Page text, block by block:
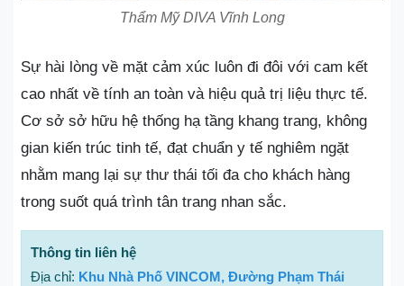
Thẩm Mỹ DIVA Vĩnh Long
Sự hài lòng về mặt cảm xúc luôn đi đôi với cam kết
cao nhất về tính an toàn và hiệu quả trị liệu thực tế.
Cơ sở sở hữu hệ thống hạ tầng khang trang, không
gian kiến trúc tinh tế, đạt chuẩn y tế nghiêm ngặt
nhằm mang lại sự thư thái tối đa cho khách hàng
trong suốt quá trình tân trang nhan sắc.
Thông tin liên hệ
Địa chỉ: Khu Nhà Phố VINCOM, Đường Phạm Thái